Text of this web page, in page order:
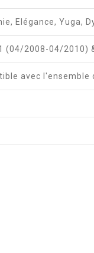
Elégance, Yuga,
(04/2008-04/2010)
avec l'ensemble